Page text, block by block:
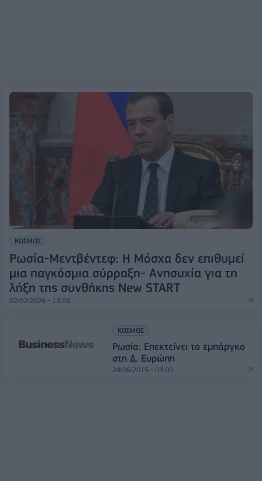
ΚΟΣΜΟΣ
Ρωσία-Μεντβέντεφ: Η Μόσχα δεν επιθυμεί
μια παγκόσμια σύρραξη- Ανησυχία για τη
λήξη της συνθήκης New START
02/02/2026 - 13:08
ΚΟΣΜΟΣ
Ρωσία: Επεκτείνει το εμπάργκο
στη Δ. Ευρώπη
24/06/2015 - 03:00